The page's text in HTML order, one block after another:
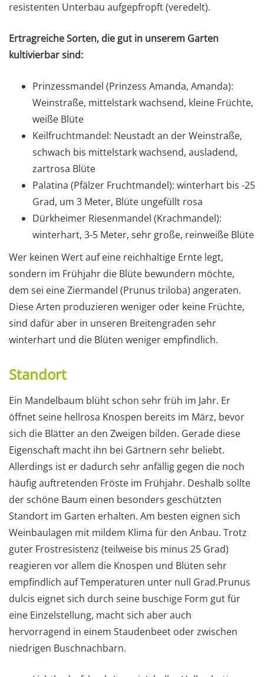
resistenten Unterbau aufgepfropft (veredelt).
Ertragreiche Sorten, die gut in unserem Garten
kultivierbar sind:
Prinzessmandel (Prinzess Amanda, Amanda):
Weinstraße, mittelstark wachsend, kleine Früchte,
weiße Blüte
Keilfruchtmandel: Neustadt an der Weinstraße,
schwach bis mittelstark wachsend, ausladend,
zartrosa Blüte
Palatina (Pfälzer Fruchtmandel): winterhart bis -25
Grad, um 3 Meter, Blüte ungefüllt rosa
Dürkheimer Riesenmandel (Krachmandel):
winterhart, 3-5 Meter, sehr große, reinweiße Blüte
Wer keinen Wert auf eine reichhaltige Ernte legt,
sondern im Frühjahr die Blüte bewundern möchte,
dem sei eine Ziermandel (Prunus triloba) angeraten.
Diese Arten produzieren weniger oder keine Früchte,
sind dafür aber in unseren Breitengraden sehr
winterhart und die Blüten weniger empfindlich.
Standort
Ein Mandelbaum blüht schon sehr früh im Jahr. Er
öffnet seine hellrosa Knospen bereits im März, bevor
sich die Blätter an den Zweigen bilden. Gerade diese
Eigenschaft macht ihn bei Gärtnern sehr beliebt.
Allerdings ist er dadurch sehr anfällig gegen die noch
häufig auftretenden Fröste im Frühjahr. Deshalb sollte
der schöne Baum einen besonders geschützten
Standort im Garten erhalten. Am besten eignen sich
Weinbaulagen mit mildem Klima für den Anbau. Trotz
guter Frostresistenz (teilweise bis minus 25 Grad)
reagieren vor allem die Knospen und Blüten sehr
empfindlich auf Temperaturen unter null Grad.Prunus
dulcis eignet sich durch seine buschige Form gut für
eine Einzelstellung, macht sich aber auch
hervorragend in einem Staudenbeet oder zwischen
niedrigen Buschnachbarn.